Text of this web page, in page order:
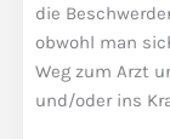
die
obwohl man
Weg zum Arzt
und/oder ins